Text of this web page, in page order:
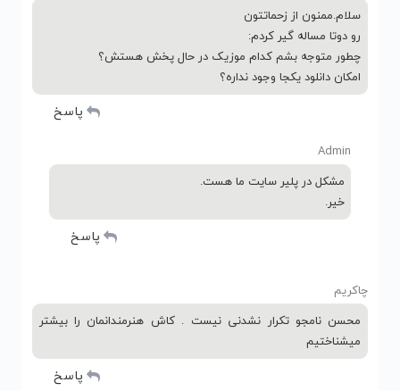
سلام.ممنون از زحماتتون
رو دوتا مساله گیر کردم:
چطور متوجه بشم کدام موزیک در حال پخش هستش؟
امکان دانلود یکجا وجود نداره؟
پاسخ
Admin
مشکل در پلیر سایت ما هست.
خیر.
پاسخ
چاکریم
محسن نامجو تکرار نشدنی نیست . کاش هنرمندانمان را بیشتر
میشناختیم
پاسخ